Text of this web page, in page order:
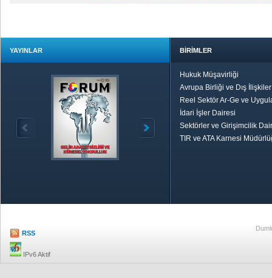
YAYINLAR BİRİMLER
Hukuk Müşavirliği
Avrupa Birliği ve Dış
Reel Sektör Ar-Ge ve
İdari İşler Dairesi
Sektörler ve Girişimcilik
TIR ve ATA Karnesi
RSS
IPv6 Aktif